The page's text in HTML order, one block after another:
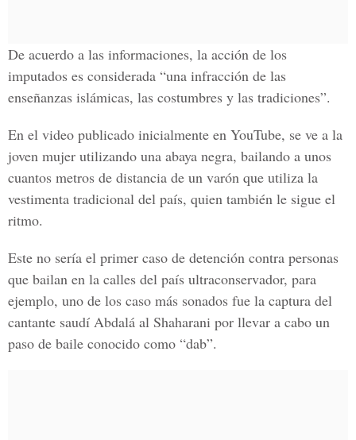
De acuerdo a las informaciones, la acción de los
imputados es considerada “una infracción de las
enseñanzas islámicas, las costumbres y las tradiciones”.
En el video publicado inicialmente en YouTube, se ve a la
joven mujer utilizando una abaya negra, bailando a unos
cuantos metros de distancia de un varón que utiliza la
vestimenta tradicional del país, quien también le sigue el
ritmo.
Este no sería el primer caso de detención contra personas
que bailan en la calles del país ultraconservador, para
ejemplo, uno de los caso más sonados fue la captura del
cantante saudí Abdalá al Shaharani por llevar a cabo un
paso de baile conocido como “dab”.